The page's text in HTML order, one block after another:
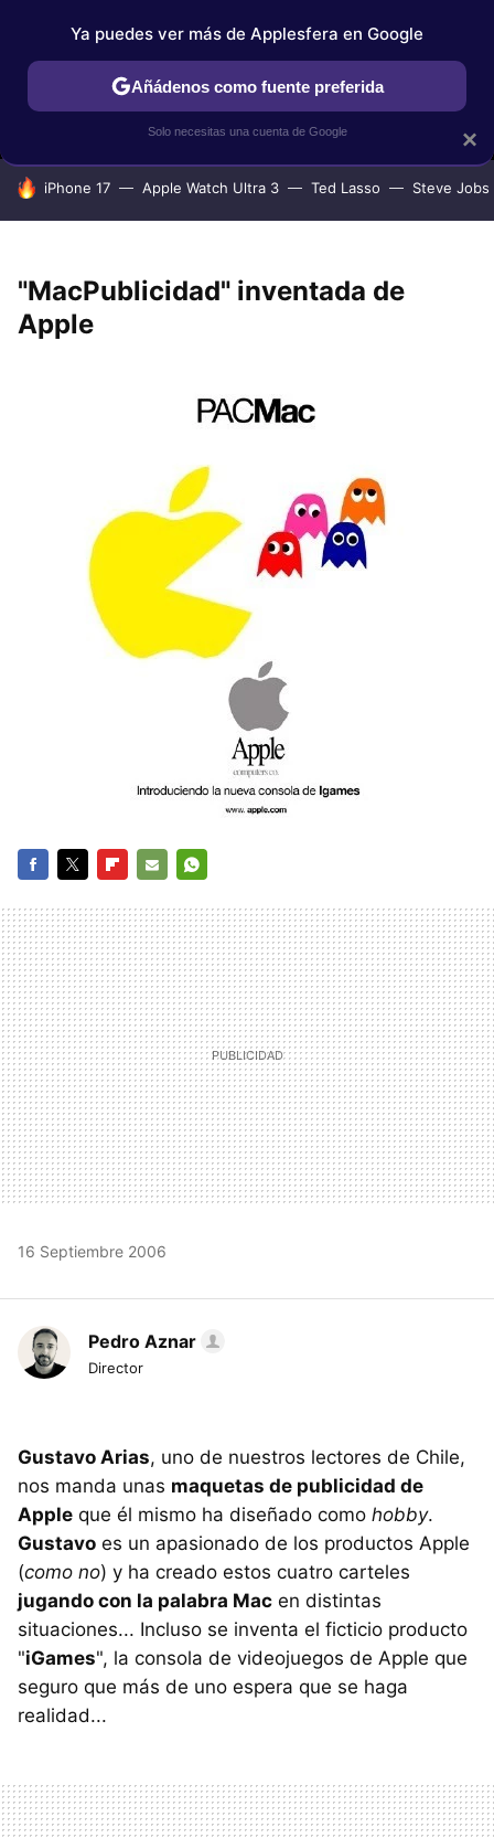
MENÚ NUEVO
TUTORIALES APPLESFERA SELECCIÓN
HOY SE HABLA DE
iPhone 17 Apple Watch Ultra 3 Ted Lasso Steve Jobs
"MacPublicidad" inventada de
Apple
MAIL
16 Septiembre 2006
Pedro Aznar
Director
Gustavo Arias, uno de nuestros lectores de Chile,
nos manda unas maquetas de publicidad de
Apple que él mismo ha diseñado como hobby.
Gustavo es un apasionado de los productos Apple
(como no) y ha creado estos cuatro carteles
jugando con la palabra Mac en distintas
situaciones... Incluso se inventa el ficticio producto
"iGames", la consola de videojuegos de Apple que
seguro que más de uno espera que se haga
realidad...
×
Ya puedes ver más de Applesfera en Google
Añádenos como fuente preferida
Solo necesitas una cuenta de Google